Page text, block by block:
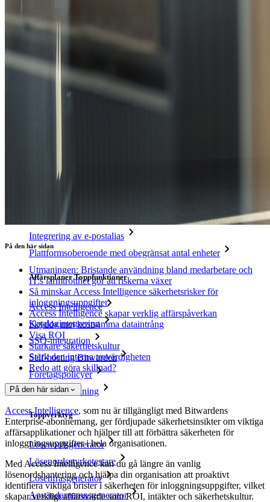
Utforska mer
Partners
Access Intelligence
Bitwarden Authenticator
Känslig datadelning
Integrering av e-postalias
Plattformsoberoende med obegränsat antal enheter
Affärsplaner Toppfunktioner
Access Intelligence
Katalogintegrering
SSO-integration
Self-hosting Bitwarden
Företagspolicyer
Kontoåterställning
Toppverktyg
Lösenordsgenerator
Lösenordsstyrketestare
Lösenfrasgenerator
Användarnamnsgenerator
På den här sidan
Utmaningen: Bristande användning bland medarbetare och
IT:s larmtrötthet gör att riskerna växer
Så minskar Access Intelligence säkerhetsrisker för
inloggningsuppgifter
Access Intelligence skapar verklig affärspåverkan
Skydda mot kostsamma dataintrång
Visa ROI
Starkare säkerhetskultur
Stärk den interna trovärdigheten
Redo att göra skillnad?
På den här sidan
Access Intelligence, som nu är tillgängligt med Bitwardens
Enterprise-abonnemang, ger fördjupade säkerhetsinsikter om viktiga
affärsapplikationer och hjälper till att förbättra säkerheten för
inloggningsuppgifter i hela organisationen.
Med Access Intelligence kan du gå längre än vanlig
lösenordshantering och hjälpa din organisation att proaktivt
identifiera viktiga brister i säkerheten för inloggningsuppgifter, vilket
skapar verkligt affärsvärde som ROI, intäkter och säkerhetskultur.